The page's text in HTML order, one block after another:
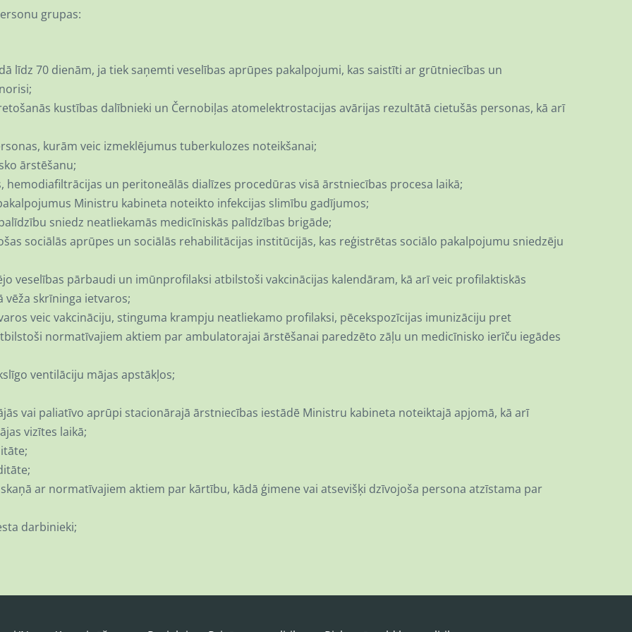
grupas:
līdz 70 dienām, ja tiek saņemti veselības aprūpes pakalpojumi, kas saistīti ar grūtniecības un
kustības dalībnieki un Černobiļas atomelektrostacijas avārijas rezultātā cietušās personas, kā arī
kurām veic izmeklējumus tuberkulozes noteikšanai;
ārstēšanu;
un peritoneālās dialīzes procedūras visā ārstniecības procesa laikā;
Ministru kabineta noteikto infekcijas slimību gadījumos;
sniedz neatliekamās medicīniskās palīdzības brigāde;
sociālās aprūpes un sociālās rehabilitācijas institūcijās, kas reģistrētas sociālo pakalpojumu sniedzēju
veselības pārbaudi un imūnprofilaksi atbilstoši vakcinācijas kalendāram, kā arī veic profilaktiskās
skrīninga ietvaros;
veic vakcināciju, stinguma krampju neatliekamo profilaksi, pēcekspozīcijas imunizāciju pret
normatīvajiem aktiem par ambulatorajai ārstēšanai paredzēto zāļu un medicīnisko ierīču iegādes
ventilāciju mājas apstākļos;
vai paliatīvo aprūpi stacionārajā ārstniecības iestādē Ministru kabineta noteiktajā apjomā, kā arī
vizītes laikā;
ar normatīvajiem aktiem par kārtību, kādā ģimene vai atsevišķi dzīvojoša persona atzīstama par
darbinieki;